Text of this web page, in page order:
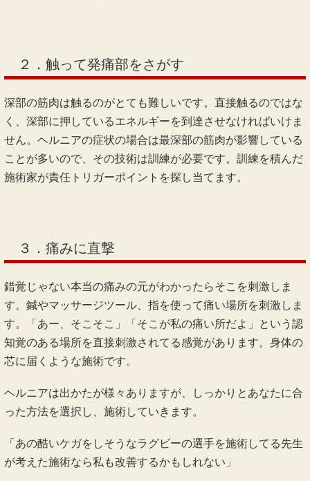
２．触って発痛部をさがす
深部の筋肉は触るのがとても難しいです。直接触るのではな
く、深部に押しているエネルギーを到達させなければいけま
せん。ヘルニアの症状の場合は最深部の筋肉が影響している
ことが多いので、その技術は訓練が必要です。訓練を積んだ
施術家が責任トリガーポイントを探し当てます。
３．痛みに直撃
錯覚じゃない本当の痛みの元がわかったらそこを刺激しま
す。鍼やマッサージツール、指を使って痛い場所を刺激しま
す。「あー、そこそこ」「そこが私の痛い所だよ」という認
知覚のある場所を直接刺激されてる感覚があります。身体の
芯に届くような施術です。
ヘルニアは出かたが様々ありますが、しっかりとあなたに合
った方法を選択し、施術していきます。
「あの酷いケガをしそうなラグビーの選手を施術してる先生
が考えた施術なら私も改善するかもしれない」